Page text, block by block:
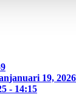
januari 19,
- 14:15